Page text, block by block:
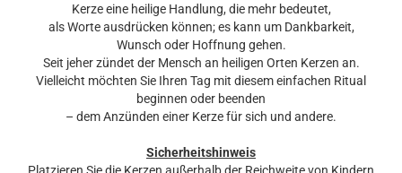
Kerze eine heilige Handlung, die mehr bedeutet,
als Worte ausdrücken können; es kann um Dankbarkeit,
Wunsch oder Hoffnung gehen.
Seit jeher zündet der Mensch an heiligen Orten Kerzen an.
Vielleicht möchten Sie Ihren Tag mit diesem einfachen Ritual
beginnen oder beenden
– dem Anzünden einer Kerze für sich und andere.
Sicherheitshinweis